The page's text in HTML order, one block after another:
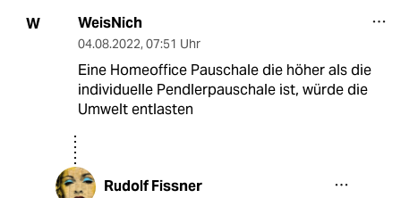
W WeisNich
04.08.2022, 07:51 Uhr
Eine Homeoffice Pauschale die höher als die
individuelle Pendlerpauschale ist, würde die
Umwelt entlasten
Rudolf Fissner